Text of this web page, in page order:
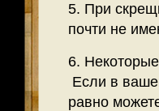
5. При
почти не
6.
Если в
равно